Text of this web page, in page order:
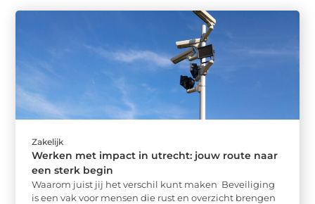
Zakelijk
Werken met impact in utrecht: jouw route naar
een sterk begin
Waarom juist jij het verschil kunt maken Beveiliging
is een vak voor mensen die rust en overzicht brengen